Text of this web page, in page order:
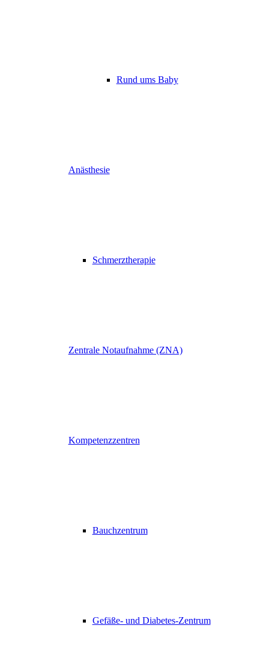
Rund ums Baby
Anästhesie
Schmerztherapie
Zentrale Notaufnahme (ZNA)
Kompetenzzentren
Bauchzentrum
Gefäße- und Diabetes-Zentrum